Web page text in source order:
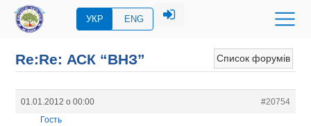
УКР ENG
Список форумів
Re:Re: АСК “ВНЗ”
01.01.2012 о 00:00
#20754
Гость